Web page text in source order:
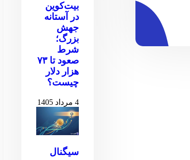
بیت‌کوین
در آستانه
جهش
بزرگ؛
شرط
صعود تا ۷۳
هزار دلار
چیست؟
4 مرداد 1405
سیگنال